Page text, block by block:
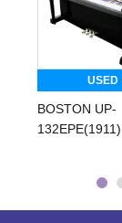
USED
BOSTON UP-
132EPE(1911)